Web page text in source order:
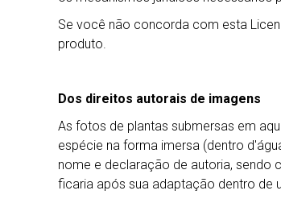
Se você não concorda com esta
produto.
Dos direitos autorais de imagens
As fotos de plantas submersas em
espécie na forma imersa (dentro
nome e declaração de autoria,
ficaria após sua adaptação dentro de